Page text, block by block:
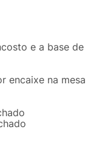
e a base de
encaixe na mesa